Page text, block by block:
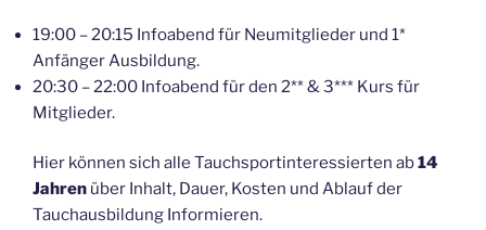
19:00 – 20:15 Infoabend für Neumitglieder und 1*
Anfänger Ausbildung.
20:30 – 22:00 Infoabend für den 2** & 3*** Kurs für
Mitglieder.
Hier können sich alle Tauchsportinteressierten ab14
Jahren über Inhalt, Dauer, Kosten und Ablauf der
Tauchausbildung Informieren.